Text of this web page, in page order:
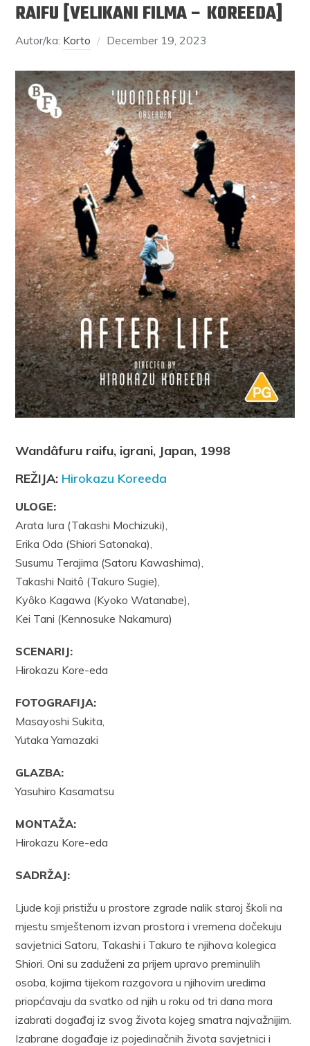
RAIFU [VELIKANI FILMA – KOREEDA]
Autor/ka: Korto December 19, 2023
Wandâfuru raifu, igrani, Japan, 1998
REŽIJA: Hirokazu Koreeda
ULOGE:
Arata Iura (Takashi Mochizuki),
Erika Oda (Shiori Satonaka),
Susumu Terajima (Satoru Kawashima),
Takashi Naitô (Takuro Sugie),
Kyôko Kagawa (Kyoko Watanabe),
Kei Tani (Kennosuke Nakamura)
SCENARIJ:
Hirokazu Kore-eda
FOTOGRAFIJA:
Masayoshi Sukita,
Yutaka Yamazaki
GLAZBA:
Yasuhiro Kasamatsu
MONTAŽA:
Hirokazu Kore-eda
SADRŽAJ:
Ljude koji pristižu u prostore zgrade nalik staroj školi na
mjestu smještenom izvan prostora i vremena dočekuju
savjetnici Satoru, Takashi i Takuro te njihova kolegica
Shiori. Oni su zaduženi za prijem upravo preminulih
osoba, kojima tijekom razgovora u njihovim uredima
priopćavaju da svatko od njih u roku od tri dana mora
izabrati događaj iz svog života kojeg smatra najvažnijim.
Izabrane događaje iz pojedinačnih života savjetnici i